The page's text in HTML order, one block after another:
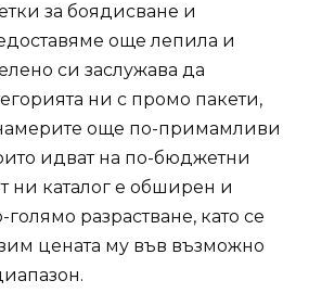
за боядисване и
още лепила и
си заслужава да
ни с промо пакети,
още по-примамливи
идват на по-бюджетни
ни каталог е обширен и
разрастване, като се
цената му във възможно